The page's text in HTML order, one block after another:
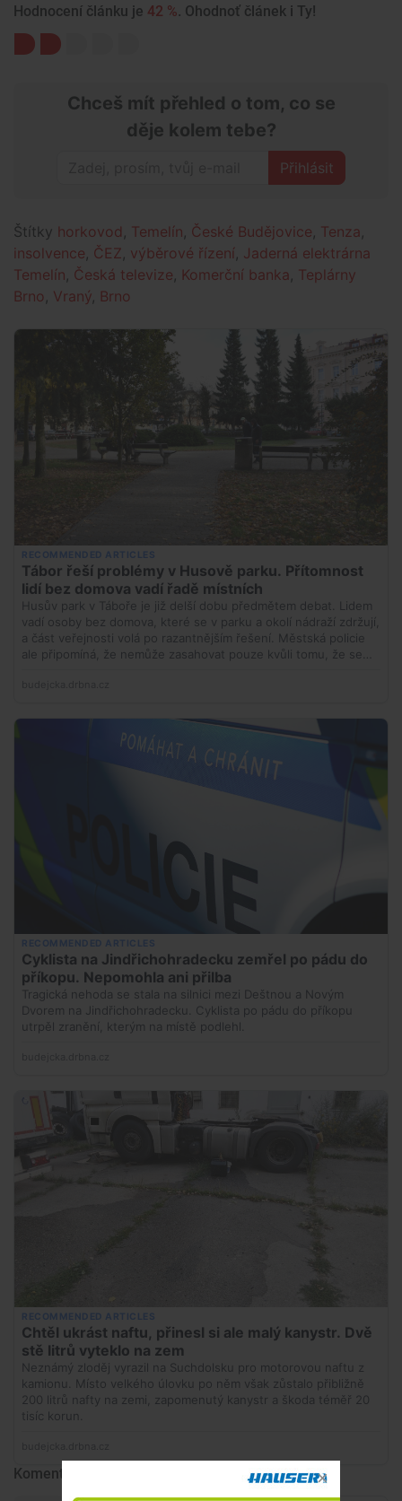
Hodnocení článku je 42 %. Ohodnoť článek i Ty!
Chceš mít přehled o tom, co se
děje kolem tebe?
Přihlásit
Štítky horkovod Temelín České Budějovice Tenza
insolvence ČEZ výběrové řízení Jaderná elektrárna
Temelín Česká televize Komerční banka
Teplárny
Brno Vraný Brno
Komentáře